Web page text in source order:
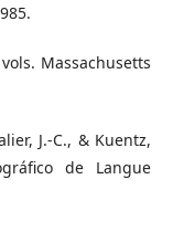
vols. Massachusetts
J.-C., & Kuentz,
de Langue